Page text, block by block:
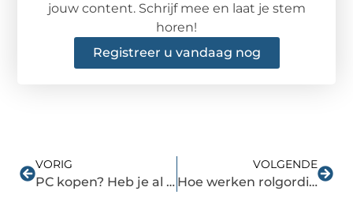
jouw content. Schrijf mee en laat je stem
horen!
Registreer u vandaag nog
VORIG
PC kopen? Heb je al gedacht aan deze randapparatuur?
VOLGENDE
Hoe werken rolgordijnen zonder boren?